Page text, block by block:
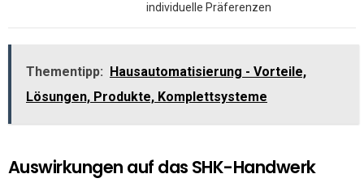
individuelle Präferenzen
Thementipp:
Hausautomatisierung - Vorteile,
Lösungen, Produkte, Komplettsysteme
Auswirkungen auf das SHK-Handwerk